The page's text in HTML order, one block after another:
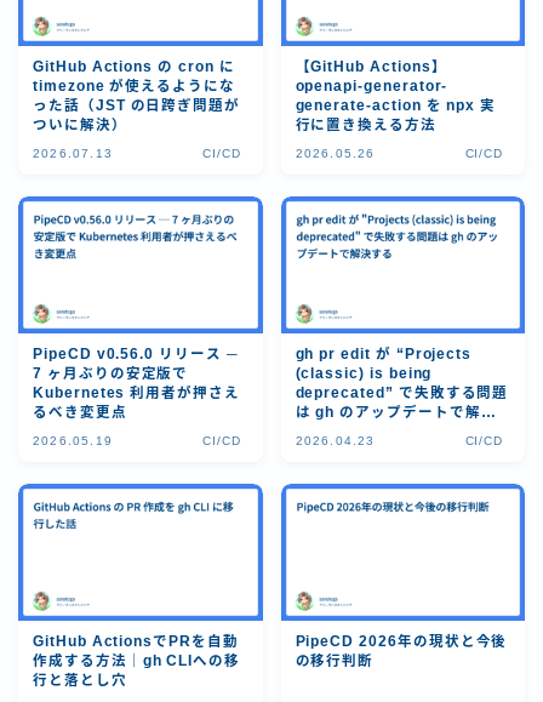
GitHub Actions の cron に
timezone が使えるようにな
った話（JST の日跨ぎ問題が
ついに解決）
2026.07.13 CI/CD
【GitHub Actions】
openapi-generator-
generate-action を npx 実
行に置き換える方法
2026.05.26 CI/CD
PipeCD v0.56.0 リリース ─
7 ヶ月ぶりの安定版で
Kubernetes 利用者が押さえ
るべき変更点
2026.05.19 CI/CD
gh pr edit が “Projects
(classic) is being
deprecated” で失敗する問題
は gh のアップデートで解決
2026.04.23 CI/CD
GitHub ActionsでPRを自動
作成する方法｜gh CLIへの移
行と落とし穴
PipeCD 2026年の現状と今後
の移行判断